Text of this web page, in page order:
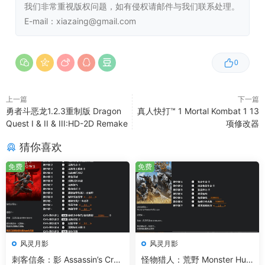
我们非常重视版权问题，如有侵权请邮件与我们联系处理。
E-mail：xiazaing@gmail.com
0
上一篇
勇者斗恶龙1.2.3重制版 Dragon
Quest I & II & III:HD-2D Remake
下一篇
真人快打™ 1 Mortal Kombat 1 13
项修改器
猜你喜欢
风灵月影
刺客信条：影 Assassin’s Cree
免费
风灵月影
怪物猎人：荒野 Monster Hun
免费